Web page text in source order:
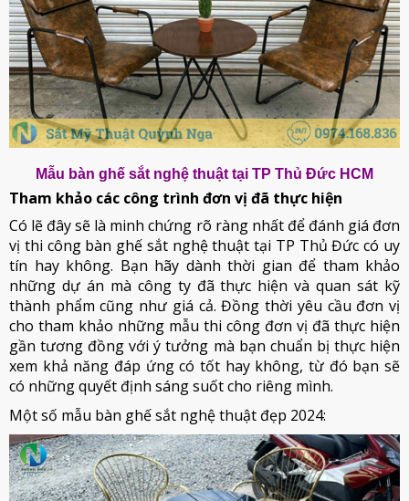
Mẫu bàn ghế sắt nghệ thuật tại TP Thủ Đức HCM
Tham khảo các công trình đơn vị đã thực hiện
Có lẽ đây sẽ là minh chứng rõ ràng nhất để đánh giá đơn
vị thi công bàn ghế sắt nghệ thuật tại TP Thủ Đức có uy
tín hay không. Bạn hãy dành thời gian để tham khảo
những dự án mà công ty đã thực hiện và quan sát kỹ
thành phẩm cũng như giá cả. Đồng thời yêu cầu đơn vị
cho tham khảo những mẫu thi công đơn vị đã thực hiện
gần tương đồng với ý tưởng mà bạn chuẩn bị thực hiện
xem khả năng đáp ứng có tốt hay không, từ đó bạn sẽ
có những quyết định sáng suốt cho riêng mình.
Một số mẫu bàn ghế sắt nghệ thuật đẹp 2024: